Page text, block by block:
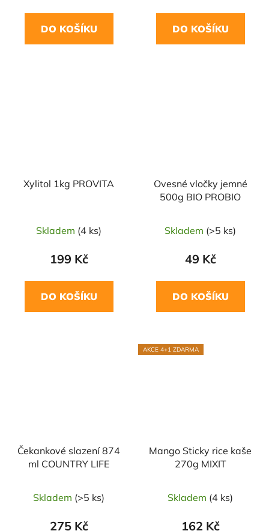
DO KOŠÍKU DO KOŠÍKU
Xylitol 1kg PROVITA
Skladem (4 ks)
199 Kč
DO KOŠÍKU
Ovesné vločky jemné
500g BIO PROBIO
Skladem (>5 ks)
49 Kč
DO KOŠÍKU
Čekankové slazení 874
ml COUNTRY LIFE
Skladem (>5 ks)
275 Kč
AKCE 4+1 ZDARMA
Mango Sticky rice kaše
270g MIXIT
Skladem (4 ks)
162 Kč